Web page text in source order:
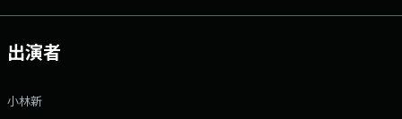
時…ラジオの中に現れる不思議な国＝”Gloaming Nation” 最高の音楽愛
とラジオ愛を以て、活動の最新情報や制作の様子、2人のルーツとなった
▽17:21〜 【 17時 Traffic Information 】 交通情報をお知らせしま
す。 ▽17:36〜 【 17時 Weather Information 】 天気予報をお知らせ
出演者
小林新